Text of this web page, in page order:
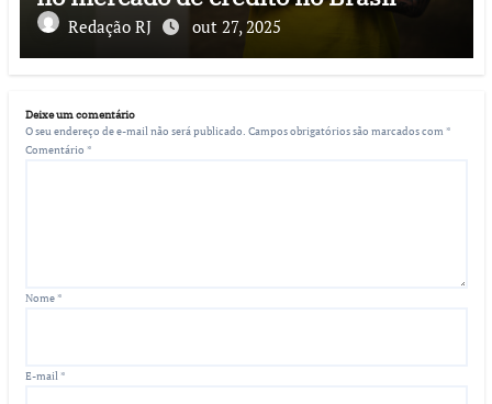
Redação RJ out 27, 2025
Deixe um comentário
O seu endereço de e-mail não será publicado. Campos obrigatórios são marcados com *
Comentário *
Nome*
E-mail*